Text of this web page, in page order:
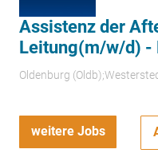
Assistenz der
Leitung(m/w/d) -
Oldenburg
weitere Jobs